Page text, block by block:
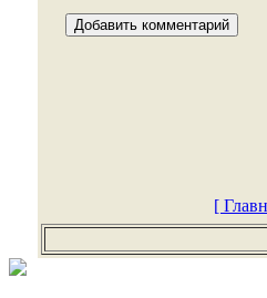
[